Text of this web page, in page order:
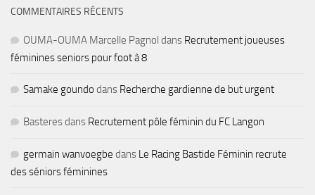
COMMENTAIRES RÉCENTS
OUMA-OUMA Marcelle Pagnol dans Recrutement joueuses
féminines seniors pour foot à 8
Samake goundo dans Recherche gardienne de but urgent
Basteresdans Recrutement pôle féminin du FC Langon
germain wanvoegbe dans Le Racing Bastide Féminin recrute
des séniors féminines